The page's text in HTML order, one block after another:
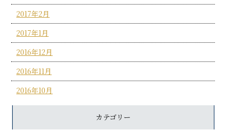
2017年2月
2017年1月
2016年12月
2016年11月
2016年10月
カテゴリー